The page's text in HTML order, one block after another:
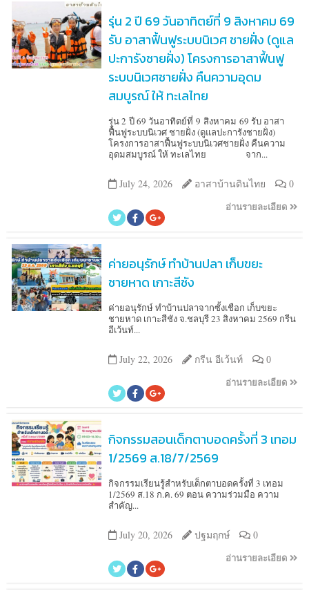
รุ่น 2 ปี 69 วันอาทิตย์ที่ 9 สิงหาคม 69
รับ อาสาฟื้นฟูระบบนิเวศ ชายฝั่ง (ดูแล
ปะการังชายฝั่ง) โครงการอาสาฟื้นฟู
ระบบนิเวศชายฝั่ง คืนความอุดม
สมบูรณ์ ให้ ทะเลไทย
รุ่น 2 ปี 69 วันอาทิตย์ที่ 9 สิงหาคม 69 รับ อาสา
ฟื้นฟูระบบนิเวศ ชายฝั่ง (ดูแลปะการังชายฝั่ง)
โครงการอาสาฟื้นฟูระบบนิเวศชายฝั่ง คืนความ
อุดมสมบูรณ์ ให้ ทะเลไทย จาก...
July 24, 2026 อาสาบ้านดินไทย 0
อ่านรายละเอียด
ค่ายอนุรักษ์ ทำบ้านปลา เก็บขยะ
ชายหาด เกาะสีชัง
ค่ายอนุรักษ์ ทำบ้านปลาจากซั้งเชือก เก็บขยะ
ชายหาด เกาะสีชัง จ.ชลบุรี 23 สิงหาคม 2569 กรีน
อีเว้นท์...
July 22, 2026 กรีน อีเว้นท์ 0
อ่านรายละเอียด
กิจกรรมสอนเด็กตาบอดครั้งที่ 3 เทอม
1/2569 ส.18/7/2569
กิจกรรมเรียนรู้สำหรับเด็กตาบอดครั้งที่ 3 เทอม
1/2569 ส.18 ก.ค. 69 ตอน ความร่วมมือ ความ
สำคัญ...
July 20, 2026 ปฐมฤกษ์ 0
อ่านรายละเอียด